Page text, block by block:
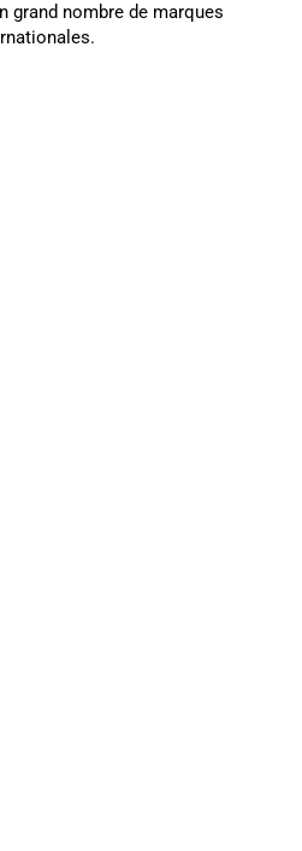
grand nombre de marques